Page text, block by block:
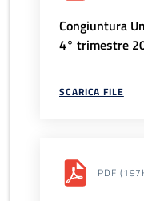
Congiuntura
4° trimestre
SCARICA FILE
PDF